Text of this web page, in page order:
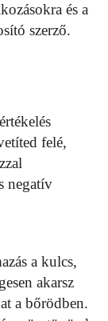
és a
szerző.
felé,
negatív
a kulcs,
akarsz
a bőrödben.